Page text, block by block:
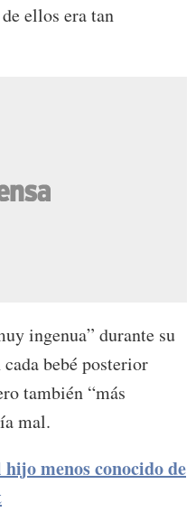
ellos era tan
ingenua” durante su
bebé posterior
también “más
mal.
menos conocido de